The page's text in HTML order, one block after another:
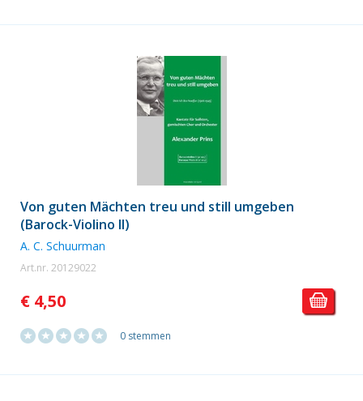
Von guten Mächten treu und still umgeben
(Barock-Violino II)
A. C. Schuurman
Art.nr. 20129022
€ 4,50
0 stemmen